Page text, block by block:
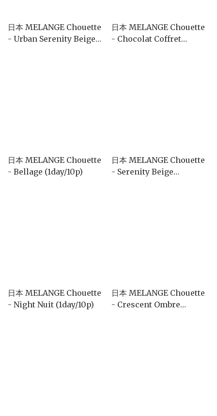
日本 MELANGE Chouette
- Urban Serenity Beige
日本 MELANGE Chouette
- Chocolat Coffret
日本 MELANGE Chouette
- Bellage (1day/10p)
日本 MELANGE Chouette
- Serenity Beige
日本 MELANGE Chouette
- Night Nuit (1day/10p)
日本 MELANGE Chouette
- Crescent Ombre